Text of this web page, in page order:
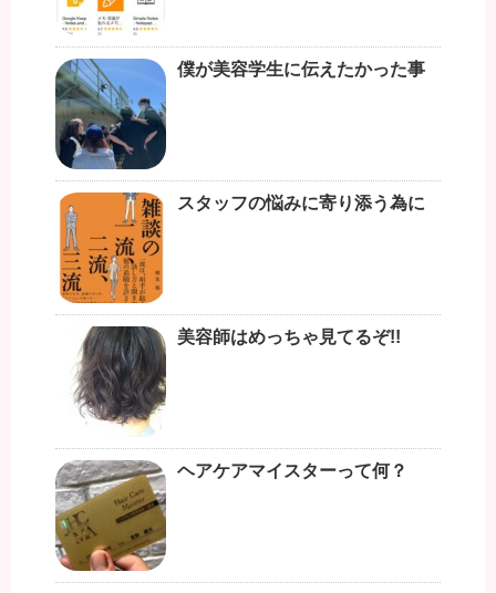
僕が美容学生に伝えたかった事
スタッフの悩みに寄り添う為に
美容師はめっちゃ見てるぞ!!
ヘアケアマイスターって何？